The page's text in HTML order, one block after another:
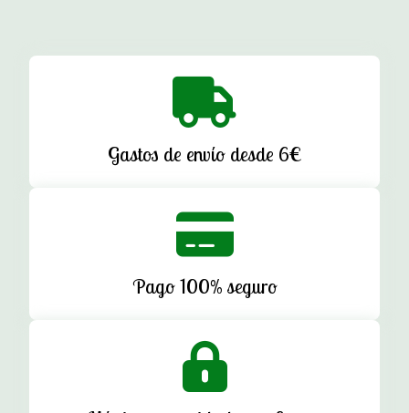
Gastos de envío desde 6€
Pago 100% seguro